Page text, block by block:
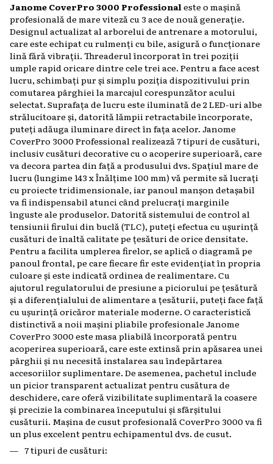
Janome CoverPro 3000 Professionaleste o mașină
profesională de mare viteză cu 3 ace de nouă generație.
Designul actualizat al arborelui de antrenare a motorului,
care este echipat cu rulmenți cu bile, asigură o funcționare
lină fără vibrații. Threaderul încorporat în trei poziții
umple rapid oricare dintre cele trei ace. Pentru a face acest
lucru, schimbați pur și simplu poziția dispozitivului prin
comutarea pârghiei la marcajul corespunzător acului
selectat. Suprafața de lucru este iluminată de 2 LED-uri albe
strălucitoare și, datorită lămpii retractabile încorporate,
puteți adăuga iluminare direct în fața acelor. Janome
CoverPro 3000 Professional realizează 7 tipuri de cusături,
inclusiv cusături decorative cu o acoperire superioară, care
va decora partea din față a produsului dvs. Spațiul mare de
lucru (lungime 143 x Înălțime 100 mm) vă permite să lucrați
cu proiecte tridimensionale, iar panoul manșon detașabil
va fi indispensabil atunci când prelucrați marginile
înguste ale produselor. Datorită sistemului de control al
tensiunii firului din buclă (TLC), puteți efectua cu ușurință
cusături de înaltă calitate pe țesături de orice densitate.
Pentru a facilita umplerea firelor, se aplică o diagramă pe
panoul frontal, pe care fiecare fir este evidențiat în propria
culoare și este indicată ordinea de realimentare. Cu
ajutorul regulatorului de presiune a piciorului pe țesătură
și a diferențialului de alimentare a țesăturii, puteți face față
cu ușurință oricăror materiale moderne. O caracteristică
distinctivă a noii mașini pliabile profesionale Janome
CoverPro 3000 este masa pliabilă încorporată pentru
acoperirea superioară, care este extinsă prin apăsarea unei
pârghii și nu necesită instalarea sau îndepărtarea
accesoriilor suplimentare. De asemenea, pachetul include
un picior transparent actualizat pentru cusătura de
deschidere, care oferă vizibilitate suplimentară la coasere
și precizie la combinarea începutului și sfârșitului
cusăturii. Mașina de cusut profesională CoverPro 3000 va fi
un plus excelent pentru echipamentul dvs. de cusut.
7 tipuri de cusături: